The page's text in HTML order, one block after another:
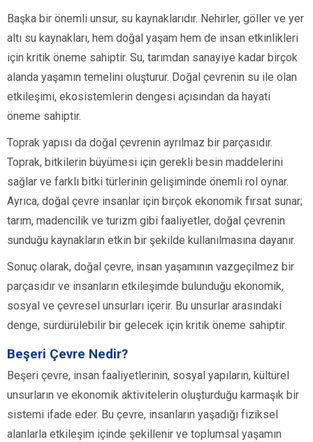
Başka bir önemli unsur, su kaynaklarıdır. Nehirler, göller ve yer
altı su kaynakları, hem doğal yaşam hem de insan etkinlikleri
için kritik öneme sahiptir. Su, tarımdan sanayiye kadar birçok
alanda yaşamın temelini oluşturur. Doğal çevrenin su ile olan
etkileşimi, ekosistemlerin dengesi açısından da hayati
öneme sahiptir.
Toprak yapısı da doğal çevrenin ayrılmaz bir parçasıdır.
Toprak, bitkilerin büyümesi için gerekli besin maddelerini
sağlar ve farklı bitki türlerinin gelişiminde önemli rol oynar.
Ayrıca, doğal çevre insanlar için birçok ekonomik fırsat sunar;
tarım, madencilik ve turizm gibi faaliyetler, doğal çevrenin
sunduğu kaynakların etkin bir şekilde kullanılmasına dayanır.
Sonuç olarak, doğal çevre, insan yaşamının vazgeçilmez bir
parçasıdır ve insanların etkileşimde bulunduğu ekonomik,
sosyal ve çevresel unsurları içerir. Bu unsurlar arasındaki
denge, sürdürülebilir bir gelecek için kritik öneme sahiptir.
Beşeri Çevre Nedir?
Beşeri çevre, insan faaliyetlerinin, sosyal yapıların, kültürel
unsurların ve ekonomik aktivitelerin oluşturduğu karmaşık bir
sistemi ifade eder. Bu çevre, insanların yaşadığı fiziksel
alanlarla etkileşim içinde şekillenir ve toplumsal yaşamın